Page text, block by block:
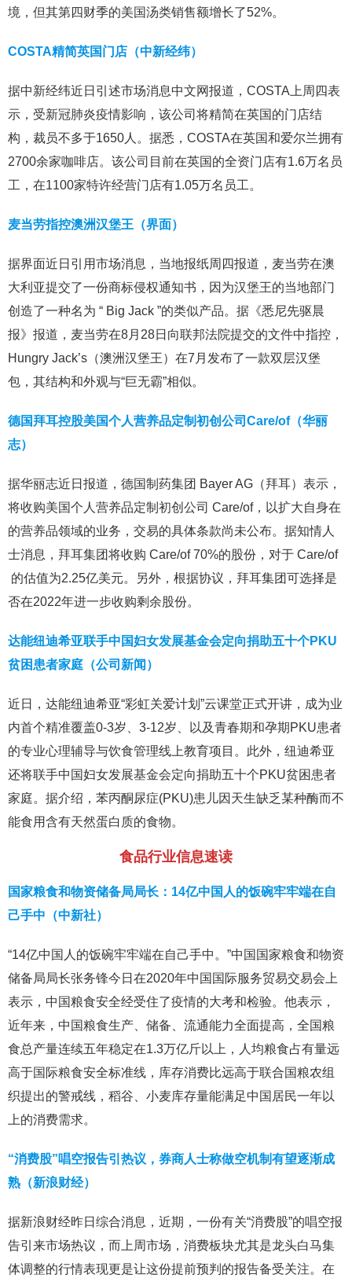
境，但其第四财季的美国汤类销售额增长了52%。
COSTA精简英国门店（中新经纬）
据中新经纬近日引述市场消息中文网报道，COSTA上周四表
示，受新冠肺炎疫情影响，该公司将精简在英国的门店结
构，裁员不多于1650人。据悉，COSTA在英国和爱尔兰拥有
2700余家咖啡店。该公司目前在英国的全资门店有1.6万名员
工，在1100家特许经营门店有1.05万名员工。
麦当劳指控澳洲汉堡王（界面）
据界面近日引用市场消息，当地报纸周四报道，麦当劳在澳
大利亚提交了一份商标侵权通知书，因为汉堡王的当地部门
创造了一种名为 “ Big Jack ”的类似产品。据《悉尼先驱晨
报》报道，麦当劳在8月28日向联邦法院提交的文件中指控，
Hungry Jack’s（澳洲汉堡王）在7月发布了一款双层汉堡
包，其结构和外观与“巨无霸”相似。
德国拜耳控股美国个人营养品定制初创公司Care/of（华丽
志）
据华丽志近日报道，德国制药集团 Bayer AG（拜耳）表示，
将收购美国个人营养品定制初创公司 Care/of，以扩大自身在
的营养品领域的业务，交易的具体条款尚未公布。据知情人
士消息，拜耳集团将收购 Care/of 70%的股份，对于 Care/of
的估值为2.25亿美元。另外，根据协议，拜耳集团可选择是
否在2022年进一步收购剩余股份。
达能纽迪希亚联手中国妇女发展基金会定向捐助五十个PKU
贫困患者家庭（公司新闻）
近日，达能纽迪希亚“彩虹关爱计划”云课堂正式开讲，成为业
内首个精准覆盖0-3岁、3-12岁、以及青春期和孕期PKU患者
的专业心理辅导与饮食管理线上教育项目。此外，纽迪希亚
还将联手中国妇女发展基金会定向捐助五十个PKU贫困患者
家庭。据介绍，苯丙酮尿症(PKU)患儿因天生缺乏某种酶而不
能食用含有天然蛋白质的食物。
食品行业信息速读
国家粮食和物资储备局局长：14亿中国人的饭碗牢牢端在自
己手中（中新社）
“14亿中国人的饭碗牢牢端在自己手中。”中国国家粮食和物资
储备局局长张务锋今日在2020年中国国际服务贸易交易会上
表示，中国粮食安全经受住了疫情的大考和检验。他表示，
近年来，中国粮食生产、储备、流通能力全面提高，全国粮
食总产量连续五年稳定在1.3万亿斤以上，人均粮食占有量远
高于国际粮食安全标准线，库存消费比远高于联合国粮农组
织提出的警戒线，稻谷、小麦库存量能满足中国居民一年以
上的消费需求。
“消费股”唱空报告引热议，券商人士称做空机制有望逐渐成
熟（新浪财经）
据新浪财经昨日综合消息，近期，一份有关“消费股”的唱空报
告引来市场热议，而上周市场，消费板块尤其是龙头白马集
体调整的行情表现更是让这份提前预判的报告备受关注。在